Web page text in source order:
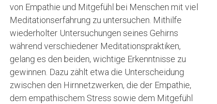
von Empathie und Mitgefühl bei Menschen mit viel
Meditationserfahrung zu untersuchen. Mithilfe
wiederholter Untersuchungen seines Gehirns
während verschiedener Meditationspraktiken,
gelang es den beiden, wichtige Erkenntnisse zu
gewinnen. Dazu zählt etwa die Unterscheidung
zwischen den Hirnnetzwerken, die der Empathie,
dem empathischem Stress sowie dem Mitgefühl